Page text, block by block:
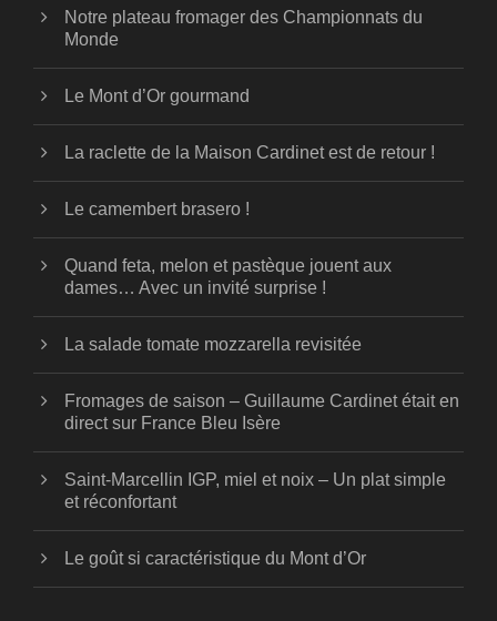
Notre plateau fromager des Championnats du
Monde
Le Mont d’Or gourmand
La raclette de la Maison Cardinet est de retour !
Le camembert brasero !
Quand feta, melon et pastèque jouent aux
dames… Avec un invité surprise !
La salade tomate mozzarella revisitée
Fromages de saison – Guillaume Cardinet était en
direct sur France Bleu Isère
Saint-Marcellin IGP, miel et noix – Un plat simple
et réconfortant
Le goût si caractéristique du Mont d’Or